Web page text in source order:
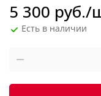
5 300 руб./
Есть в наличии